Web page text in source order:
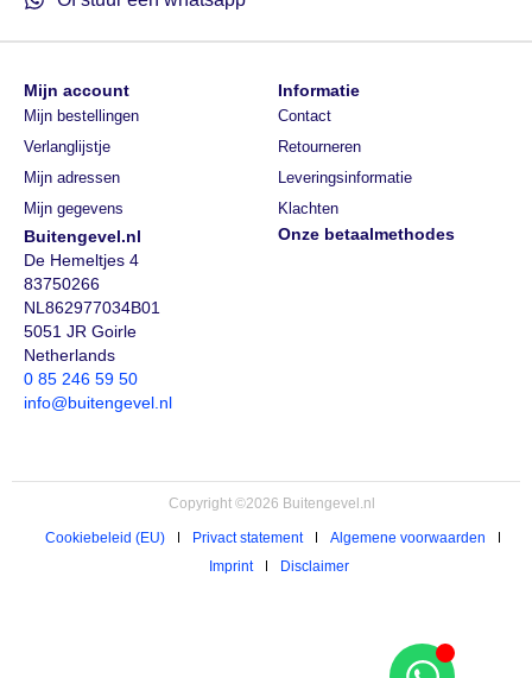
Buitengevel.nl
De Hemeltjes 4
83750266
NL862977034B01
5051 JR Goirle
Netherlands
0 85 246 59 50
info@buitengevel.nl
Onze betaalmethodes
Mijn account
Mijn bestellingen
Verlanglijstje
Mijn adressen
Mijn gegevens
Informatie
Contact
Retourneren
Leveringsinformatie
Klachten
Copyright ©2026 Buitengevel.nl
Cookiebeleid (EU) Privact statement
Algemene voorwaarden
Imprint
Disclaimer